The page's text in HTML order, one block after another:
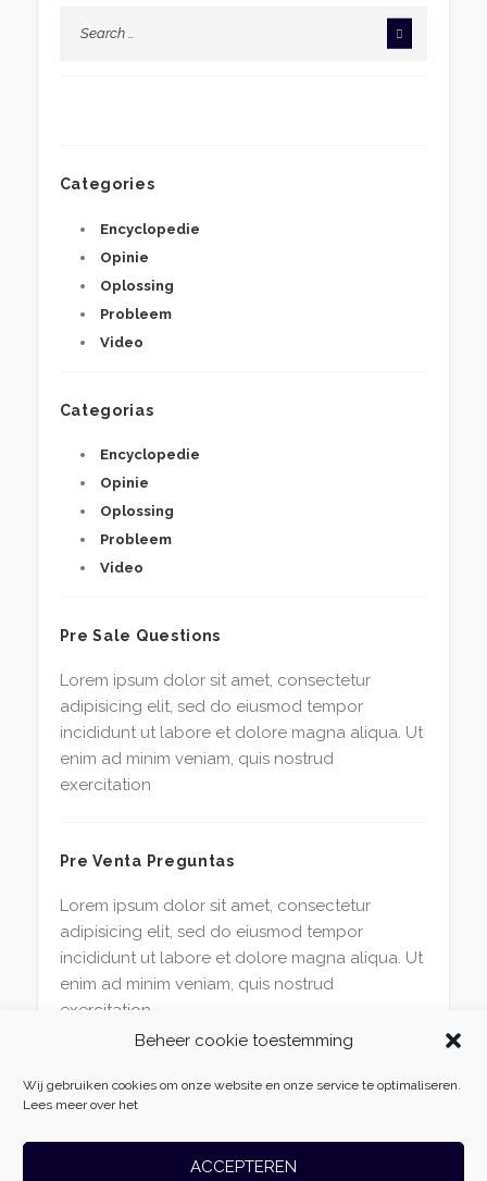
Beheer cookie toestemming
Wij gebruiken cookies om onze website en onze service te optimaliseren.
Lees meer over het
ACCEPTEREN
Categories
Encyclopedie
Opinie
Oplossing
Probleem
Video
Categorias
Encyclopedie
Opinie
Oplossing
Probleem
Video
Pre Sale Questions
Lorem ipsum dolor sit amet, consectetur
adipisicing elit, sed do eiusmod tempor
incididunt ut labore et dolore magna aliqua. Ut
enim ad minim veniam, quis nostrud
exercitation
Pre Venta Preguntas
Lorem ipsum dolor sit amet, consectetur
adipisicing elit, sed do eiusmod tempor
incididunt ut labore et dolore magna aliqua. Ut
enim ad minim veniam, quis nostrud
exercitation